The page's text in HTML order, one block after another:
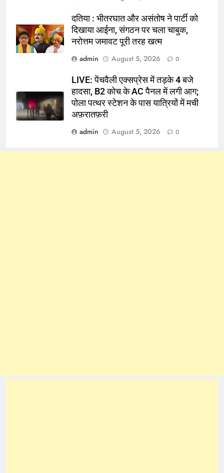
दतिया : भीतरघात और असंतोष ने पार्टी को
दिखाया आईना, संगठन पर चला चाबुक,
नरोत्तम जमावट पूरी तरह खत्म
admin
August 5, 2026 0
LIVE: पेंचवैली एक्सप्रेस में तड़के 4 बजे
हादसा, B2 कोच के AC पैनल में लगी आग;
पोला पत्थर स्टेशन के पास यात्रियों में मची
अफ़रातफ़री
admin
August 5, 2026 0